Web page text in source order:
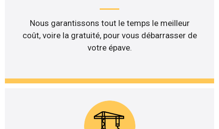
Nous garantissons tout le temps le meilleur
coût, voire la gratuité, pour vous débarrasser de
votre épave.